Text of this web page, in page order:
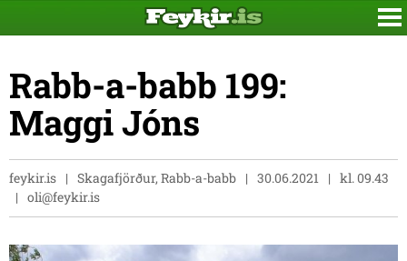
Rabb-a-babb 199:
Maggi Jóns
feykir.is Skagafjörður, Rabb-a-babb 30.06.2021
kl. 09.43
oli@feykir.is